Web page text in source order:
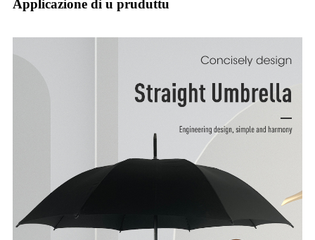
Applicazione di u pruduttu